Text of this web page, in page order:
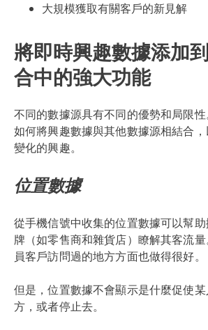
大規模獲取有關客戶的新見解
將即時興趣數據添加
合中的強大功能
不同的數據源具有不同的優勢和局限
如何將興趣數據與其他數據源相結合
變化的興趣。
位置數據
從手機信號中收集的位置數據可以幫
牌（如零售商和雜貨店）瞭解其客流
員客戶訪問過的地方方面也做得很好。
但是，位置數據不會顯示是什麼促使
方，或者停止去。